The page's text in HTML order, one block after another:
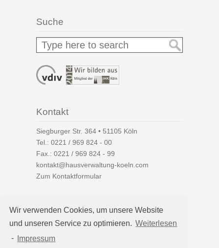
Wir verwenden Cookies, um unsere Website
und unseren Service zu optimieren. Weiterlesen
-
Impressum
Suche
Kontakt
Siegburger Str. 364 • 51105 Köln
Tel.: 0221 / 969 824 - 00
Fax.: 0221 / 969 824 - 99
kontakt@hausverwaltung-koeln.com
Zum Kontaktformular
Auf einen Blick
Hausverwaltung Köln